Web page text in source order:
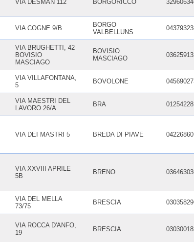
VIA DESMAN 112 BORGORICCO
VIA COGNE 9/B
BORGO
VALBELLUNS
VIA BRUGHETTI, 42
BOVISIO
MASCIAGO
BOVISIO
MASCIAGO
VIA VILLAFONTANA,
5
BOVOLONE
VIA MAESTRI DEL
LAVORO 26/A
BRA
VIA DEI MASTRI 5 BREDA DI PIAVE
VIA XXVIII APRILE
5B
BRENO
VIA DEL MELLA
73/75
BRESCIA
VIA ROCCA D'ANFO,
19
BRESCIA